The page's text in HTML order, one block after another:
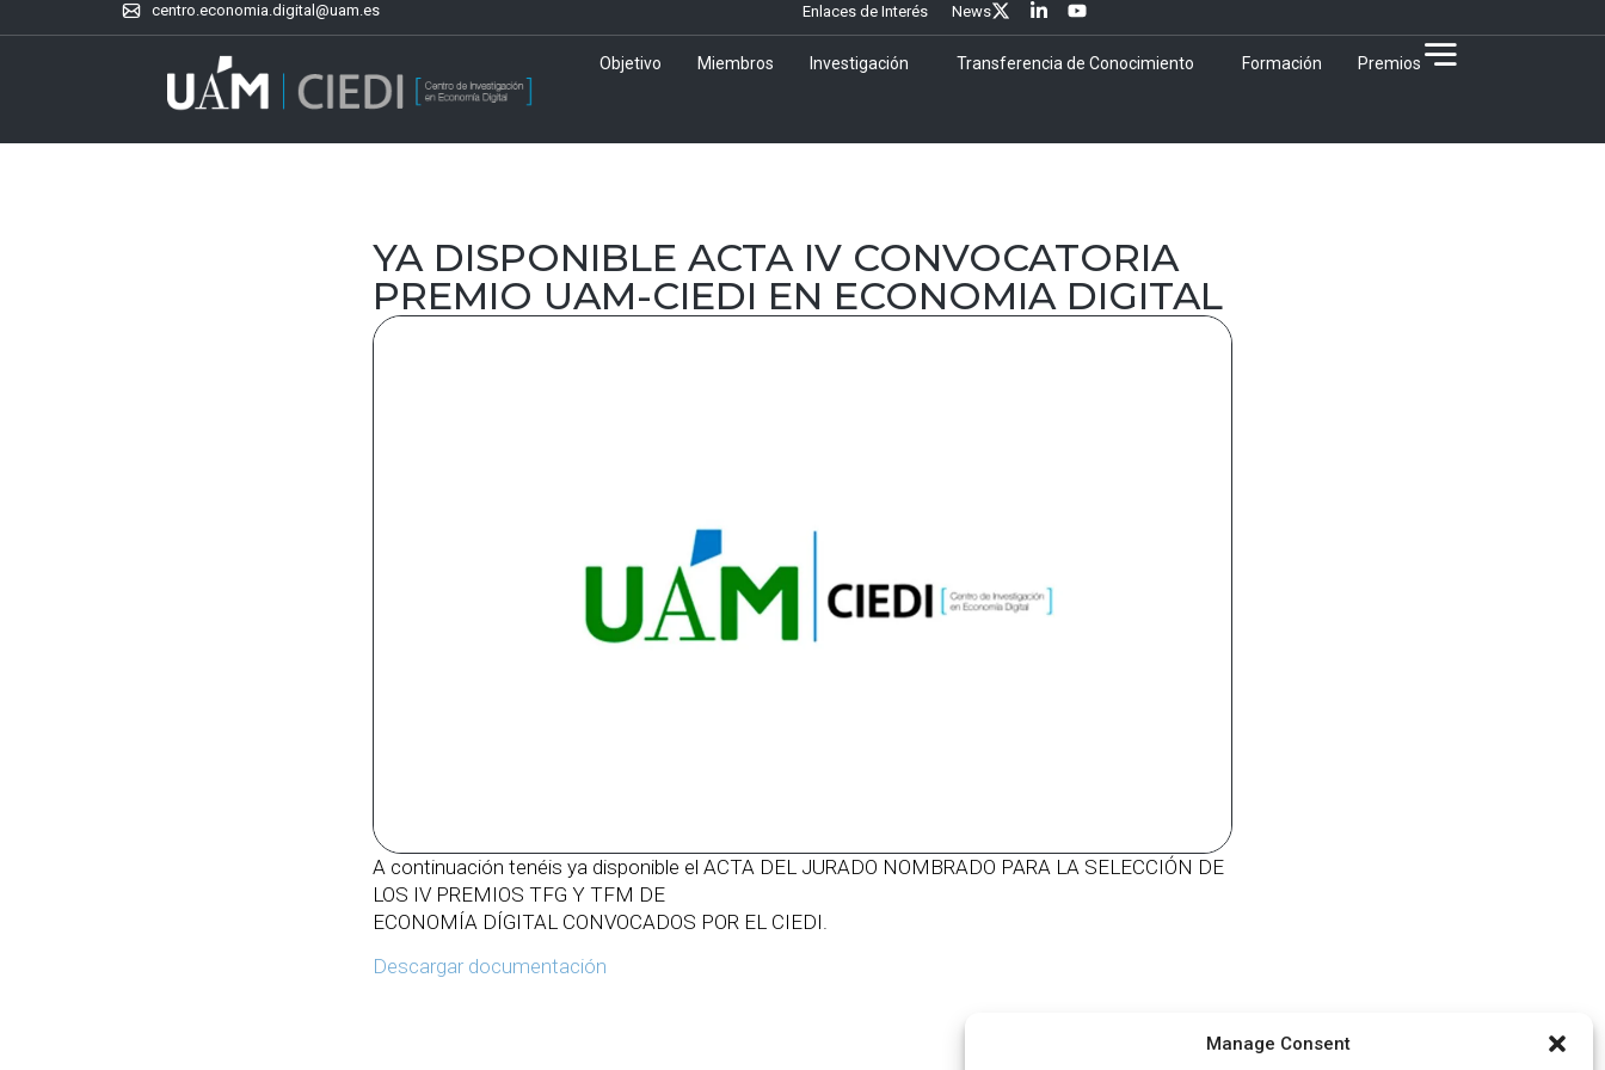
Manage Consent
centro.economia.digital@uam.es Enlaces de Interés News
Objetivo Miembros Investigación Transferencia de Conocimiento Formación Premios
YA DISPONIBLE ACTA IV CONVOCATORIA
PREMIO UAM-CIEDI EN ECONOMIA DIGITAL
A continuación tenéis ya disponible el ACTA DEL JURADO NOMBRADO PARA LA SELECCIÓN DE
LOS IV PREMIOS TFG Y TFM DE
ECONOMÍA DÍGITAL CONVOCADOS POR EL CIEDI.
Descargar documentación